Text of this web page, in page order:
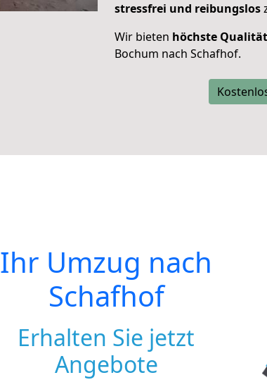
stressfrei und reibungslos
Wir bieten höchste Qualität
Bochum nach Schafhof.
Ihr Umzug nach
Schafhof
Erhalten Sie jetzt
Angebote